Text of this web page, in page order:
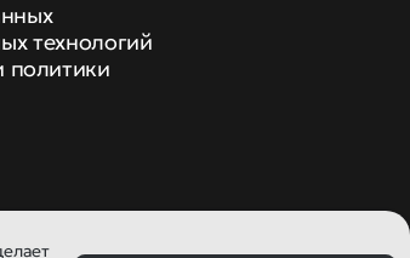
технологий
политики